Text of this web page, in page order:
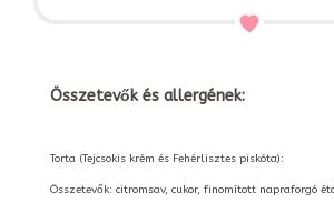
Összetevők és allergének:
Torta (Tejcsokis krém és Fehérlisztes piskóta):
Összetevők: citromsav, cukor, finomított napraforgó